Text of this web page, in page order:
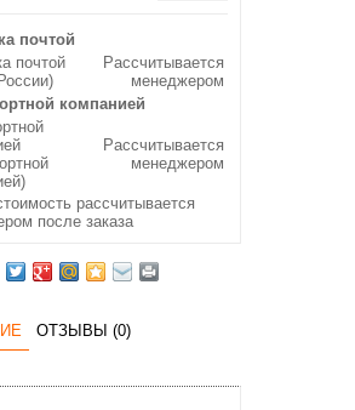
почтой
почтой
Рассчитывается
менеджером
компанией
Рассчитывается
менеджером
рассчитывается
после заказа
ОТЗЫВЫ (0)